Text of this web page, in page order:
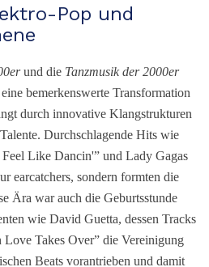
Pop und
und die Tanzmusik der 2000er
bemerkenswerte Transformation
durch innovative Klangstrukturen
Durchschlagende Hits wie
Feel Like Dancin'” und Lady Gagas
earcatchers, sondern formten die
Ära war auch die Geburtsstunde
wie David Guetta, dessen Tracks
Takes Over” die Vereinigung
Beats vorantrieben und damit